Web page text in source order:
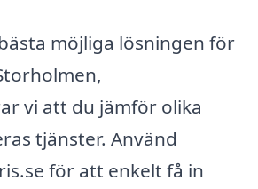
möjliga lösningen för
vi att du jämför olika
tjänster. Använd
för att enkelt få in